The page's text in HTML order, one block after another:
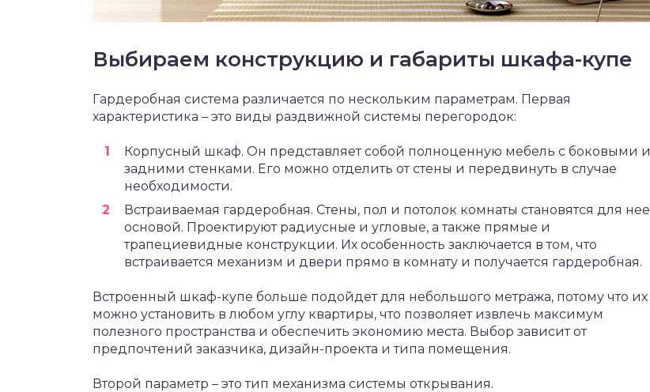
Выбираем конструкцию и габариты шкафа-купе
Гардеробная система различается по нескольким параметрам. Первая
характеристика – это виды раздвижной системы перегородок:
Корпусный шкаф. Он представляет собой полноценную мебель с боковыми и
задними стенками. Его можно отделить от стены и передвинуть в случае
необходимости.
Встраиваемая гардеробная. Стены, пол и потолок комнаты становятся для нее
основой. Проектируют радиусные и угловые, а также прямые и
трапециевидные конструкции. Их особенность заключается в том, что
встраивается механизм и двери прямо в комнату и получается гардеробная.
Встроенный шкаф-купе больше подойдет для небольшого метража, потому что их
можно установить в любом углу квартиры, что позволяет извлечь максимум
полезного пространства и обеспечить экономию места. Выбор зависит от
предпочтений заказчика, дизайн-проекта и типа помещения.
Второй параметр – это тип механизма системы открывания.